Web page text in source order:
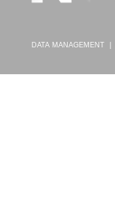
DATA MANAGEMENT